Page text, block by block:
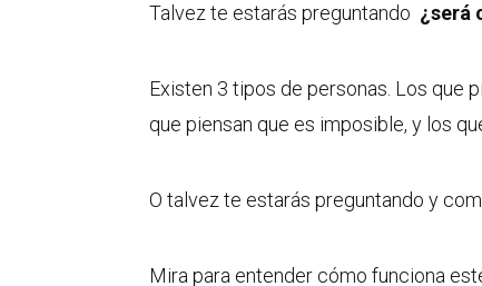
Talvez te estarás preguntando ¿será
Existen 3 tipos de personas. Los que
que piensan que es imposible, y los
O talvez te estarás preguntando y
Mira para entender cómo funciona